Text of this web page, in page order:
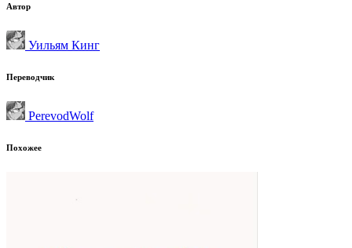
Автор
Уильям Кинг
Переводчик
PerevodWolf
Похожее